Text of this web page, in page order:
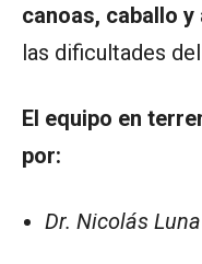
canoas, caballo y
las dificultades
El equipo en
por:
Dr. Nicolás